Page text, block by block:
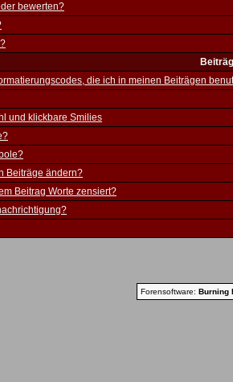
bewerten?
die ich in meinen Beiträgen
und klickbare Smilies
Beiträge ändern?
Beitrag Worte zensiert?
Forensoftware: Burning